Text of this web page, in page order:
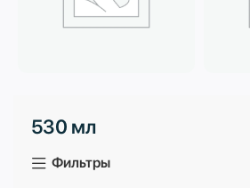
3 продукта
530 мл
Фильтры